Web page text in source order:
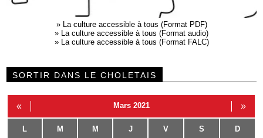
»
La culture accessible à tous (Format PDF)
»
La culture accessible à tous (Format audio)
»
La culture accessible à tous (Format FALC)
SORTIR DANS LE CHOLETAIS
« Mars 2021 »
L M M J V S D